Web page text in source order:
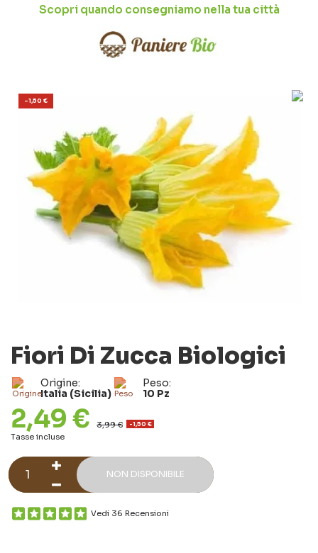
Scopri quando consegniamo nella tua città
-1,50 €
Fiori Di Zucca Biologici
Origine:
Italia (Sicilia)
Peso:
10 Pz
2,49 € 3,99 € -1,50 €
Tasse incluse
NON DISPONIBILE
Vedi 36 Recensioni